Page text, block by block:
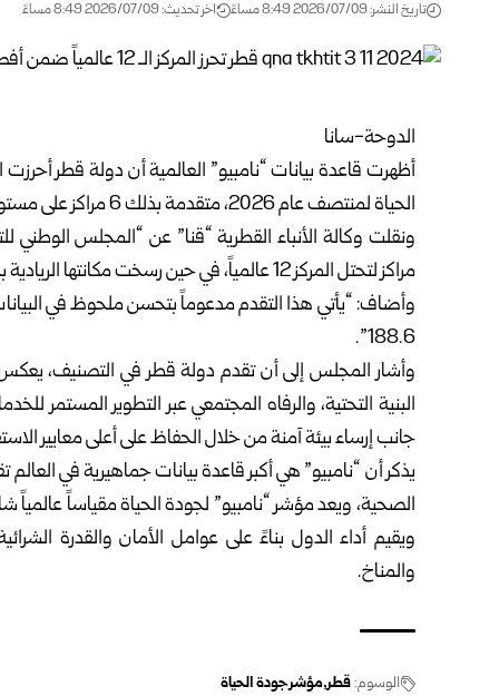
تاريخ النشر: 2026/07/09 8:49 مساءً اخر تحديث: 2026/07/09 8:49 مساءً
الدوحة-سانا
أظهرت قاعدة بيانات “نامبيو” العالمية أن دولة قطر
الحياة لمنتصف عام 2026، متقدمة بذلك 6 مراكز على مستوى العالم.
مراكز لتحتل المركز 12 عالمياً، في حين رسخت مكانتها الريادية بحلولها في المركز الثاني خليجياً”.
188.6”.
وأشار المجلس إلى أن تقدم دولة قطر في التصنيف،
البنية التحتية، والرفاه المجتمعي عبر التطوير المستمر
جانب إرساء بيئة آمنة من خلال الحفاظ على أعلى معايير
يذكر أن “نامبيو” هي أكبر قاعدة بيانات جماهيرية في
الصحية، ويعد مؤشر “نامبيو” لجودة الحياة مقياساً عالمياً
ويقيم أداء الدول بناءً على عوامل الأمان والقدرة
والمناخ.
الوسوم:قطر مؤشر جودة الحياة